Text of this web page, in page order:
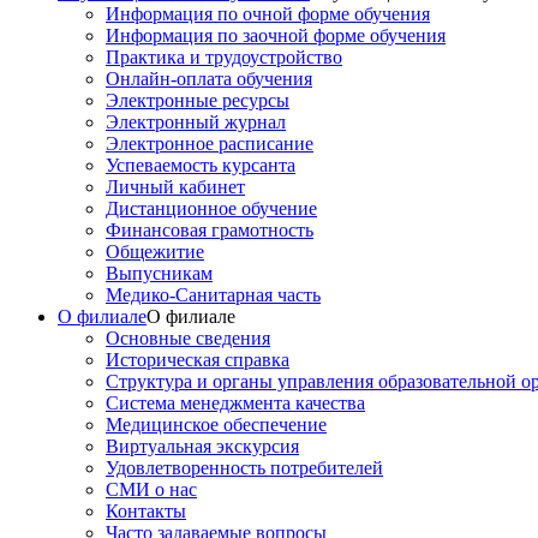
Информация по очной форме обучения
Информация по заочной форме обучения
Практика и трудоустройство
Онлайн-оплата обучения
Электронные ресурсы
Электронный журнал
Электронное расписание
Успеваемость курсанта
Личный кабинет
Дистанционное обучение
Финансовая грамотность
Общежитие
Выпусникам
Медико-Санитарная часть
О филиалеО филиале
Основные сведения
Историческая справка
Структура и органы управления образовательной
Система менеджмента качества
Медицинское обеспечение
Виртуальная экскурсия
Удовлетворенность потребителей
СМИ о нас
Контакты
Часто задаваемые вопросы